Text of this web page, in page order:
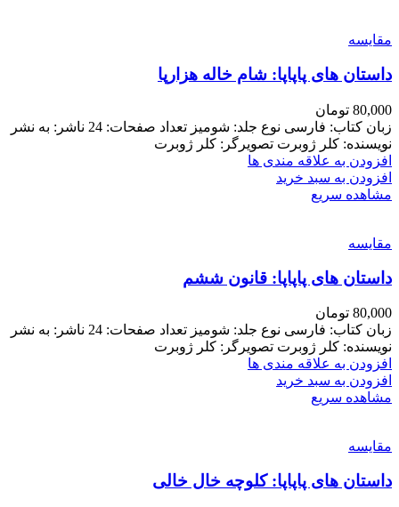
مقایسه
داستان های پاپاپا: شام خاله هزارپا
80,000 تومان
زبان کتاب: فارسی نوع جلد: شومیز تعداد صفحات: 24 ناشر: به نشر
نویسنده: کلر ژوبرت تصویرگر: کلر ژوبرت
افزودن به علاقه مندی ها
افزودن به سبد خرید
مشاهده سریع
مقایسه
داستان های پاپاپا: قانون ششم
80,000 تومان
زبان کتاب: فارسی نوع جلد: شومیز تعداد صفحات: 24 ناشر: به نشر
نویسنده: کلر ژوبرت تصویرگر: کلر ژوبرت
افزودن به علاقه مندی ها
افزودن به سبد خرید
مشاهده سریع
مقایسه
داستان های پاپاپا: کلوچه خال خالی